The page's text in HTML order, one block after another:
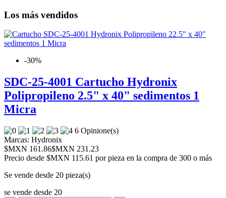
Los más vendidos
-30%
SDC-25-4001 Cartucho Hydronix
Polipropileno 2.5" x 40" sedimentos 1
Micra
6 Opinione(s)
Marcas: Hydronix
$MXN 161.86$MXN 231.23
Precio desde $MXN 115.61 por pieza en la compra de 300 o más
Se vende desde 20 pieza(s)
se vende desde 20